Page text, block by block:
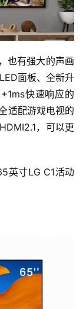
也有强大的声画
面板、全新升
快速响应的
适配游戏电视的
，可以更
英寸LG C1活动